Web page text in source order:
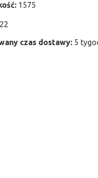
1575
czas dostawy: 5